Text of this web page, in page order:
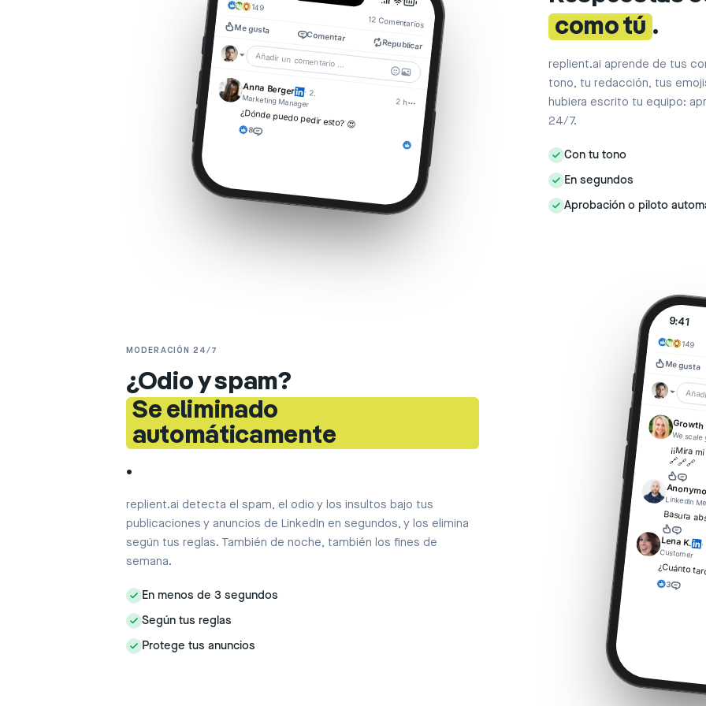
149
12Comentarios
Me gusta
Comentar
Republicar
Añadir un comentario …
Anna Berger ·2.
2 h
Marketing Manager
¿Dónde puedo pedir esto? 😍
8
como tú .
replient.ai aprende de tus
tono, tu redacción, tus
hubiera escrito tu equipo:
24/7.
Con tu tono
En segundos
Aprobación o piloto
9:41
149
Me gusta
We
¡¡Mira
🔗🔗🔗
LinkedIn
Basura
Lena K. ·
Customer
¿Cuánto
3
MODERACIÓN 24/7
¿Odio y spam?
Se eliminado
automáticamente
.
replient.ai detecta el spam, el odio y los insultos bajo tus
publicaciones y anuncios de LinkedIn en segundos, y los elimina
según tus reglas. También de noche, también los fines de
semana.
En menos de 3 segundos
Según tus reglas
Protege tus anuncios